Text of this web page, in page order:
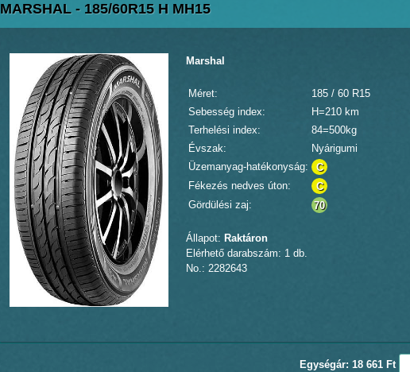
MARSHAL - 185/60R15 H MH15
Marshal
Méret:
185 / 60 R15
Sebesség index:
H=210 km
Terhelési index:
84=500kg
Évszak:
Nyárigumi
Üzemanyag-hatékonyság:
C
Fékezés nedves úton:
C
Gördülési zaj:
70
Állapot: Raktáron
Elérhető darabszám: 1 db.
No.: 2282643
Egységár: 18 661 Ft